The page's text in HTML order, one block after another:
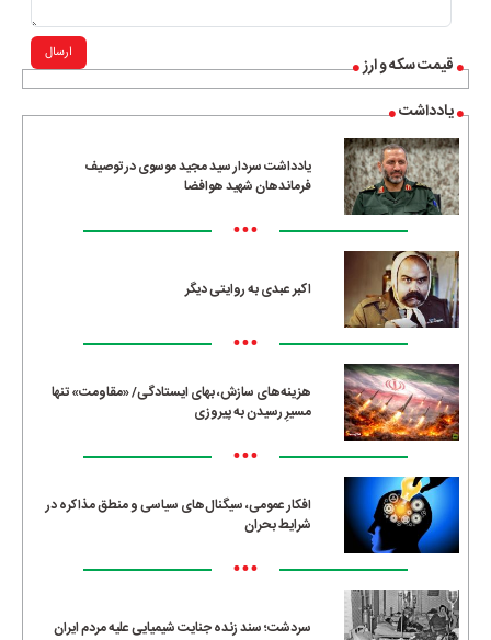
قیمت سکه و ارز
یادداشت
یادداشت سردار سید مجید موسوی در توصیف
فرماندهان شهید هوافضا
•••
اکبر عبدی به روایتی دیگر
•••
هزینه‌های سازش، بهای ایستادگی/ «مقاومت» تنها
مسیرِ رسیدن به پیروزی
•••
افکار عمومی، سیگنال‌های سیاسی و منطق مذاکره در
شرایط بحران
•••
سردشت؛ سند زنده جنایت شیمیایی علیه مردم ایران
ارسال